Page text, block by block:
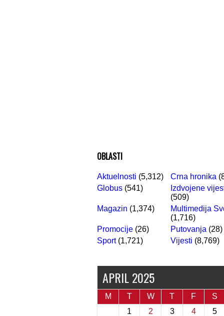
OBLASTI
Aktuelnosti (5,312) Crna hronika
Globus (541)
Izdvojene
(509)
Magazin (1,374)
Multimedija
(1,716)
Promocije (26) Putovanja (28)
Sport(1,721) Vijesti (8,769)
APRIL 2025
M T W T F S
1 2 3 4 5